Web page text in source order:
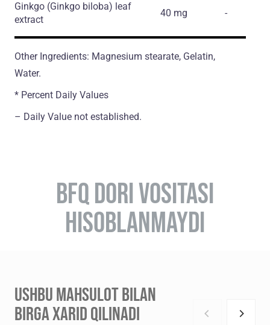
Ginkgo (Ginkgo biloba) leaf
extract
40 mg -
Other Ingredients: Magnesium stearate, Gelatin,
Water.
* Percent Daily Values
– Daily Value not established.
BFQ DORI VOSITASI
HISOBLANMAYDI
USHBU MAHSULOT BILAN
BIRGA XARID QILINADI